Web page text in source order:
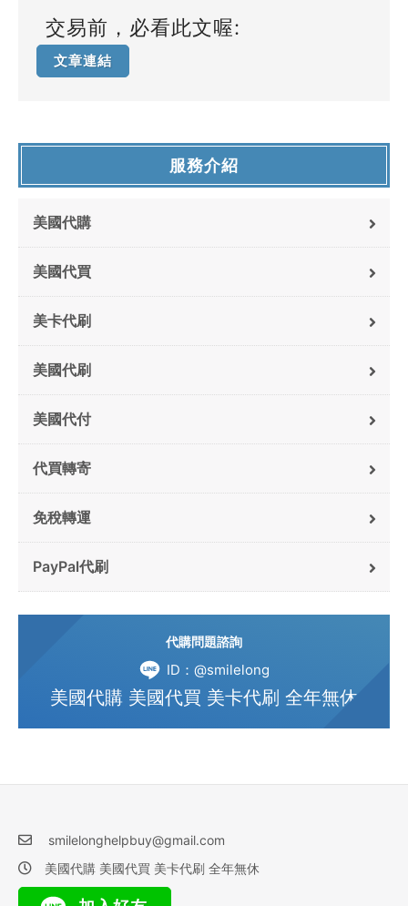
交易前，必看此文喔:
文章連結
服務介紹
美國代購
美國代買
美卡代刷
美國代刷
美國代付
代買轉寄
免稅轉運
PayPal代刷
代購問題諮詢
ID：@smilelong
美國代購 美國代買 美卡代刷 全年無休
smilelonghelpbuy@gmail.com
美國代購 美國代買 美卡代刷 全年無休